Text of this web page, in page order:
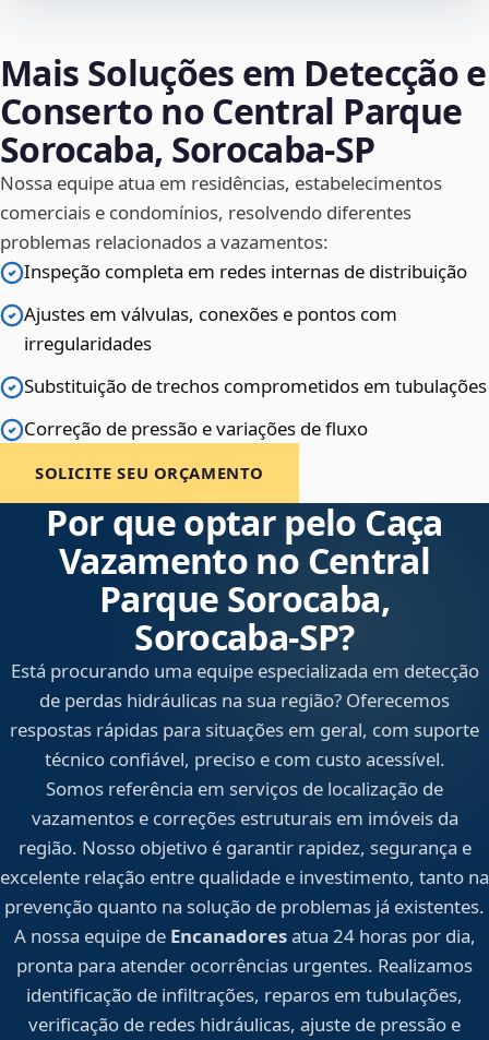
Mais Soluções em Detecção e
Conserto no Central Parque
Sorocaba, Sorocaba‑SP
Nossa equipe atua em residências, estabelecimentos
comerciais e condomínios, resolvendo diferentes
problemas relacionados a vazamentos:
Inspeção completa em redes internas de distribuição
Ajustes em válvulas, conexões e pontos com
irregularidades
Substituição de trechos comprometidos em tubulações
Correção de pressão e variações de fluxo
SOLICITE SEU ORÇAMENTO
Por que optar pelo Caça
Vazamento no Central
Parque Sorocaba,
Sorocaba‑SP?
Está procurando uma equipe especializada em detecção
de perdas hidráulicas na sua região? Oferecemos
respostas rápidas para situações em geral, com suporte
técnico confiável, preciso e com custo acessível.
Somos referência em serviços de localização de
vazamentos e correções estruturais em imóveis da
região. Nosso objetivo é garantir rapidez, segurança e
excelente relação entre qualidade e investimento, tanto na
prevenção quanto na solução de problemas já existentes.
A nossa equipe de Encanadoresatua 24 horas por dia,
pronta para atender ocorrências urgentes. Realizamos
identificação de infiltrações, reparos em tubulações,
verificação de redes hidráulicas, ajuste de pressão e